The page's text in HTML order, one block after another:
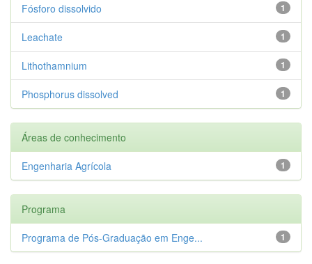
1
Fósforo dissolvido
1
Leachate
1
Lithothamnium
1
Phosphorus dissolved
Áreas de conhecimento
1
Engenharia Agrícola
Programa
1
Programa de Pós-Graduação em Enge...